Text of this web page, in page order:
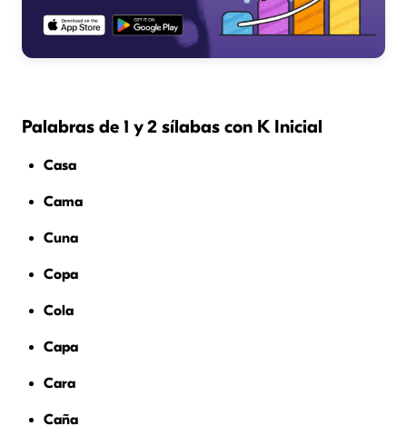
Palabras de 1 y 2 sílabas con K Inicial
Casa
Cama
Cuna
Copa
Cola
Capa
Cara
Caña